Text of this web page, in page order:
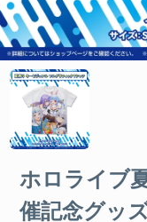
ホロライブ
催記念グッ